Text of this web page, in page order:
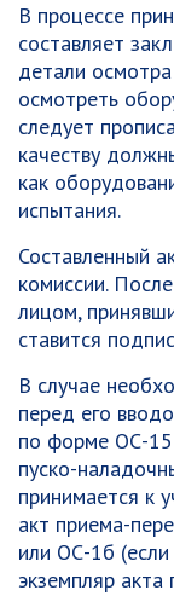
В процессе
составляет
детали осмотра
осмотреть
следует
качеству
как
испытания.
Составленный
комиссии.
лицом,
ставится
В случае
перед его
по форме ОС-
пуско-
принимается к
акт приема-
или ОС-1б (если
экземпляр